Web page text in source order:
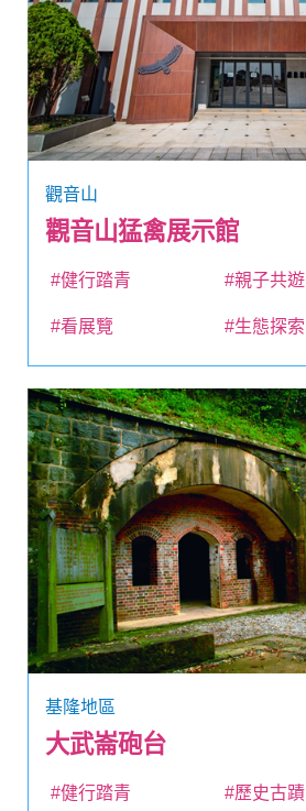
觀音山
觀音山猛禽展示館
#健行踏青 #親子共遊
#看展覽 #生態探索
基隆地區
大武崙砲台
#健行踏青 #歷史古蹟